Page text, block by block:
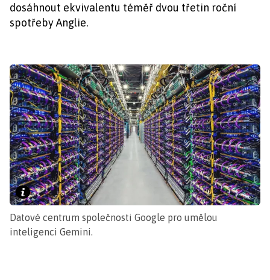
dosáhnout ekvivalentu téměř dvou třetin roční
spotřeby Anglie.
Datové centrum společnosti Google pro umělou
inteligenci Gemini.